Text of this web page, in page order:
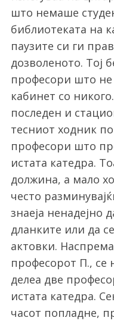
што немаше
библиотеката на
паузите си ги
дозволеното. Тој
професори што
кабинет со
последен и
тесниот ходник
професори што
истата катедра.
должина, а мало
често
знаеја ненадејно
дланките или да
актовки.
професорот П., се
делеа две
истата катедра.
часот попладне,